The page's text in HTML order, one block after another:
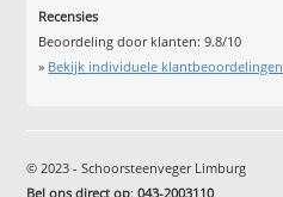
Recensies
Beoordeling door klanten:9.8/10
» Bekijk individuele klantbeoordelingen
© 2023 - Schoorsteenveger Limburg
Bel ons direct op:043-2003110